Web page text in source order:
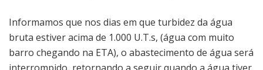
Informamos que nos dias em que turbidez da água
bruta estiver acima de 1.000 U.T.s, (água com muito
barro chegando na ETA), o abastecimento de água será